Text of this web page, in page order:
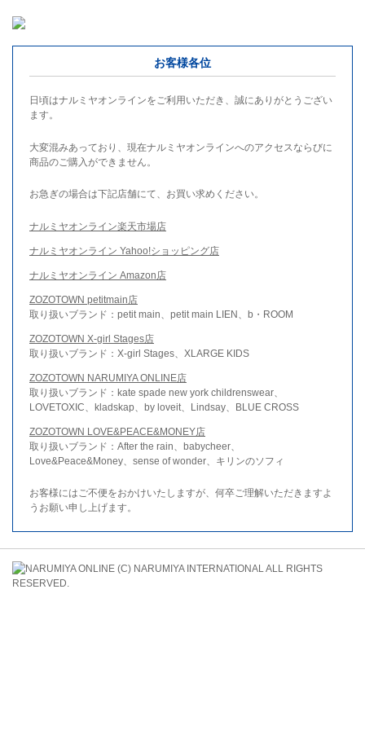
お客様各位
日頃はナルミヤオンラインをご利用いただき、誠にありがとうござい
ます。
大変混みあっており、現在ナルミヤオンラインへのアクセスならびに
商品のご購入ができません。
お急ぎの場合は下記店舗にて、お買い求めください。
ナルミヤオンライン楽天市場店
ナルミヤオンライン Yahoo!ショッピング店
ナルミヤオンライン Amazon店
ZOZOTOWN petitmain店
取り扱いブランド：petit main、petit main LIEN、b・ROOM
ZOZOTOWN X-girl Stages店
取り扱いブランド：X-girl Stages、XLARGE KIDS
ZOZOTOWN NARUMIYA ONLINE店
取り扱いブランド：kate spade new york childrenswear、
LOVETOXIC、kladskap、by loveit、Lindsay、BLUE CROSS
ZOZOTOWN LOVE&PEACE&MONEY店
取り扱いブランド：After the rain、babycheer、
Love&Peace&Money、sense of wonder、キリンのソフィ
お客様にはご不便をおかけいたしますが、何卒ご理解いただきますよ
うお願い申し上げます。